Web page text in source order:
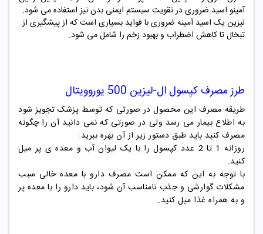
آمینو اسید ضروری در تقویت سیستم ایمنی بدن نیز استفاده می شود.
لیزین یک اسید آمینه ضروری با فواید بسیاری است که از پیشگیری از
تبخال تا کاهش اضطراب و بهبود زخم را شامل می شود.
طرز مصرف کپسول ال-لیزین 500 یوروویتال
طریقه مصرف این محصول در صورتی که توسط پزشک تجویز شود
به اطلاع بیمار می رسد ولی در صورتی که نمی دانید آن را چگونه
مصرف کنید باید طبق دستور زیر از آن بهره ببرید:
روزانه 1 تا 2 عدد کپسول را با یک لیوان آب و معده ی پر میل
کنید.
با توجه به این که ممکن است مصرف دارو با معده خالی سبب
مشکلات گوارشی و جذب نامناسب آن شود، باید دارو را با معده پر
و به همراه غذا میل کنید.